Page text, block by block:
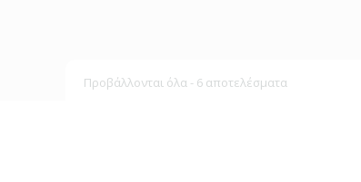
Προβάλλονται όλα - 6 αποτελέσματα